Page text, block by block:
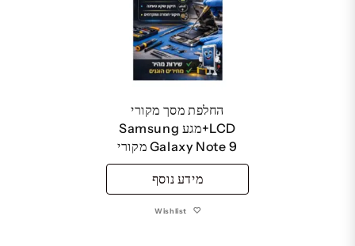
החלפת מסך מקורי
LCD+מגע Samsung
Galaxy Note 9 מקורי
מידע נוסף
Wishlist